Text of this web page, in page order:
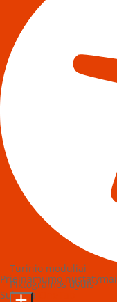
Prieinamumo nustatymai
Sukurta
Turinio moduliai
Piktogramos dydis